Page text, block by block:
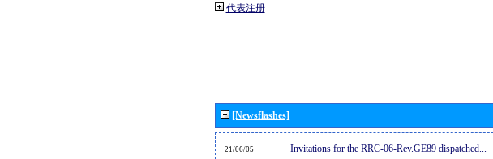
代表注册
[Newsflashes]
21/06/05 Invitations for the RRC-06-Rev.GE89 dispatched...